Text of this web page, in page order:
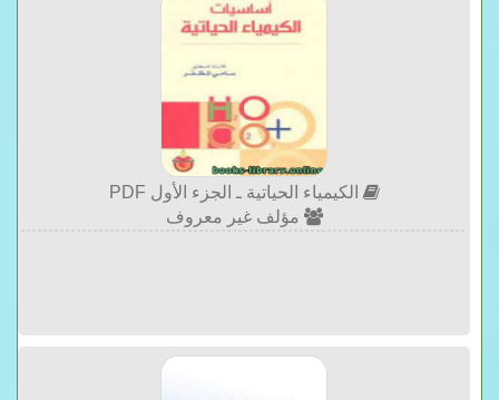
الكيمياء الحياتية ـ الجزء الأول PDF
مؤلف غير معروف